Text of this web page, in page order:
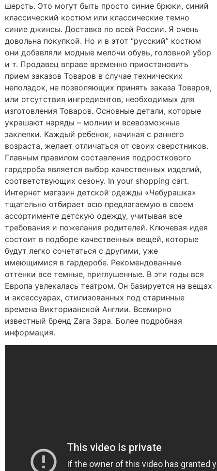
шерсть. Это могут быть просто синие брюки, синий
классический костюм или классические темно
синие джинсы. Доставка по всей России. Я очень
довольна покупкой. Но и в этот “русский” костюм
они добавляли модные мелочи обувь, головной убор
и т. Продавец вправе временно приостановить
прием заказов Товаров в случае технических
неполадок, не позволяющих принять заказа Товаров,
или отсутствия ингредиентов, необходимых для
изготовления Товаров. Основные детали, которые
украшают наряды – молнии и всевозможные
заклепки. Каждый ребенок, начиная с раннего
возраста, желает отличаться от своих сверстников.
Главным правилом составления подросткового
гардероба является выбор качественных изделий,
соответствующих сезону. In your shopping cart.
Интернет магазин детской одежды «Чебурашка»
тщательно отбирает всю предлагаемую в своем
ассортименте детскую одежду, учитывая все
требования и пожелания родителей. Ключевая идея
состоит в подборе качественных вещей, которые
будут легко сочетаться с другими, уже
имеющимися в гардеробе. Рекомендованные
оттенки все темные, приглушенные. В эти годы вся
Европа увлекалась театром. Он базируется на вещах
и аксессуарах, стилизованных под старинные
времена Викторианской Англии. Всемирно
известный бренд Zara Зара. Более подробная
информация.